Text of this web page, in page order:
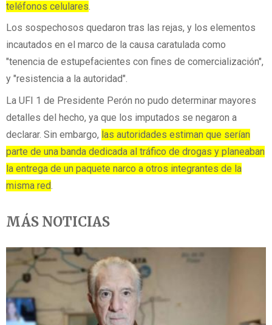
teléfonos celulares.
Los sospechosos quedaron tras las rejas, y los elementos
incautados en el marco de la causa caratulada como
"tenencia de estupefacientes con fines de comercialización",
y "resistencia a la autoridad".
La UFI 1 de Presidente Perón no pudo determinar mayores
detalles del hecho, ya que los imputados se negaron a
declarar. Sin embargo, las autoridades estiman que serían
parte de una banda dedicada al tráfico de drogas y planeaban
la entrega de un paquete narco a otros integrantes de la
misma red
MÁS NOTICIAS